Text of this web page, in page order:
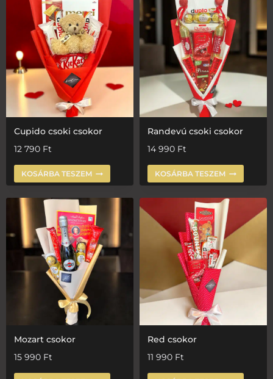
Cupido csoki csokor
12 790 Ft
KOSÁRBA TESZEM
Randevú csoki csokor
14 990 Ft
KOSÁRBA TESZEM
Mozart csokor
15 990 Ft
Red csokor
11 990 Ft